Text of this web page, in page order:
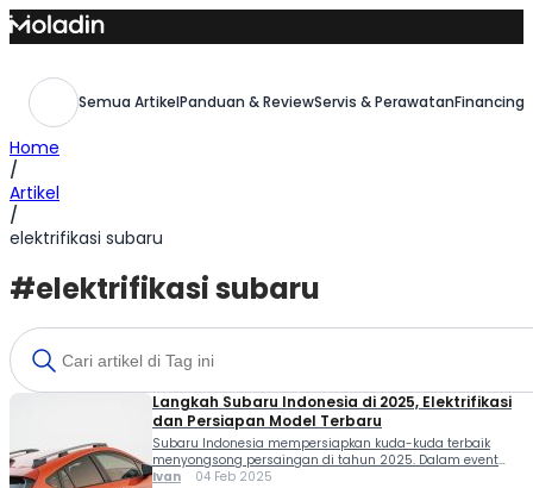
Skip
to
Semua ArtikelPanduan & ReviewServis & Perawatan
Home
/
Artikel
/
elektrifikasi subaru
#elektrifikasi subaru
Langkah Subaru Indonesia di 2025, Elektrifikasi
dan Persiapan Model Terbaru
Subaru Indonesia mempersiapkan kuda-kuda terbaik
menyongsong persaingan di tahun 2025. Dalam event
Subaru Editor’s Gathering, Jumat (31/1) lalu dipaparkan
Ivan 04 Feb 2025